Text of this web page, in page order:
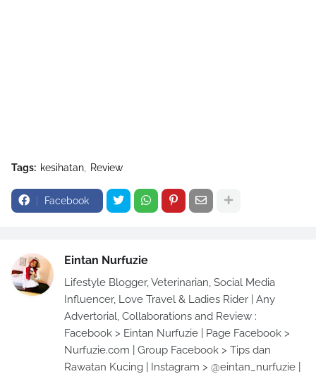
Tags: kesihatan Review
Facebook
Eintan Nurfuzie
Lifestyle Blogger, Veterinarian, Social Media
Influencer, Love Travel & Ladies Rider | Any
Advertorial, Collaborations and Review :
Facebook > Eintan Nurfuzie | Page Facebook >
Nurfuzie.com | Group Facebook > Tips dan
Rawatan Kucing | Instagram > @eintan_nurfuzie |